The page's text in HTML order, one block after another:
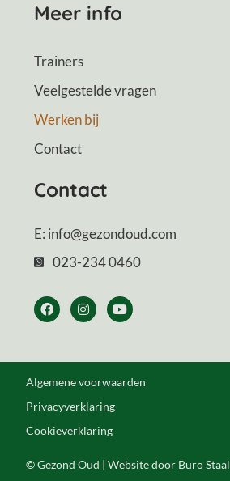
Meer info
Trainers
Veelgestelde vragen
Werken bij
Contact
Contact
E: info@gezondoud.com
023-234 0460
© Gezond Oud | Website door Buro Staal
Algemene voorwaarden
Privacyverklaring
Cookieverklaring